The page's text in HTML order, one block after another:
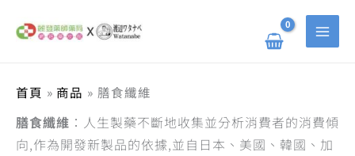
首頁
商品 膳食纖維
膳食纖維 ：人生製藥不斷地收集並分析消費者的消費傾
向,作為開發新製品的依據,並自日本、美國、韓國、加
銷
度
尋
鍵
: